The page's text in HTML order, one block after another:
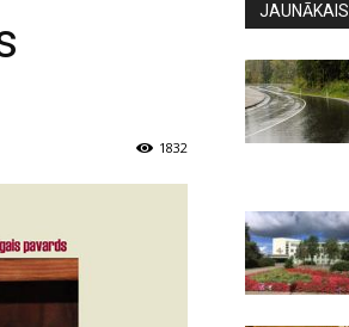
1832
JAUNĀKAIS